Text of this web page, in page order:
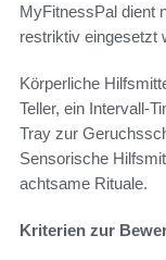
MyFitnessPal dient
restriktiv eingesetzt
Körperliche
Teller, ein Intervall-
Tray zur
Sensorische
achtsame Rituale.
Kriterien zur